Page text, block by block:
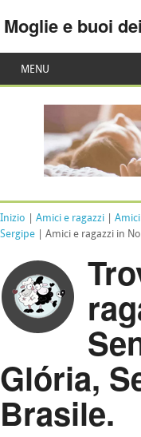
Moglie e buoi
MENU
Inizio Amici e ragazzi
Sergipe | Amici e ragazzi in
Glória,
Brasile.